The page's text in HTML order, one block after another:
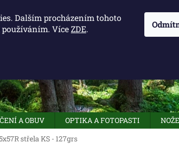
Dalším procházením tohoto
VíceZDE.
A OBUV OPTIKA A FOTOPASTI NOŽE
střela KS - 127grs